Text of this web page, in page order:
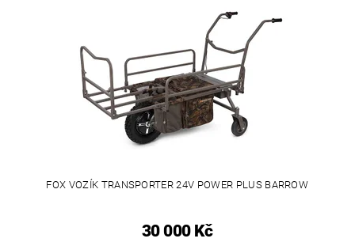
FOX VOZÍK TRANSPORTER 24V POWER PLUS BARROW
30 000 Kč